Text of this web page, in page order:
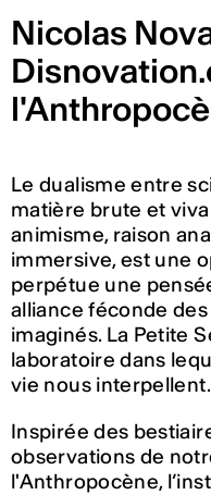
Nicolas
Le dualisme entre
matière brute et
animisme, raison
immersive, est une
perpétue une
alliance féconde
imaginés. La Petite
laboratoire dans
vie nous interpellent.
Inspirée des
observations de
l'Anthropocène,